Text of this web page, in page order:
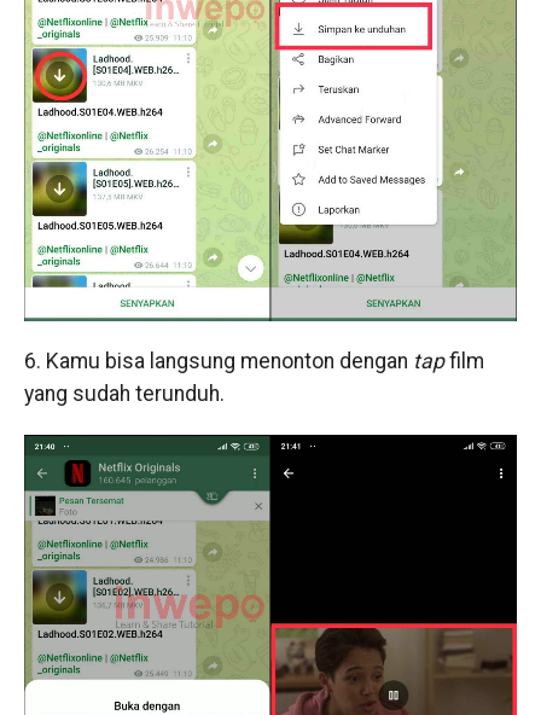
6. Kamu bisa langsung menonton dengan tapfilm
yang sudah terunduh.